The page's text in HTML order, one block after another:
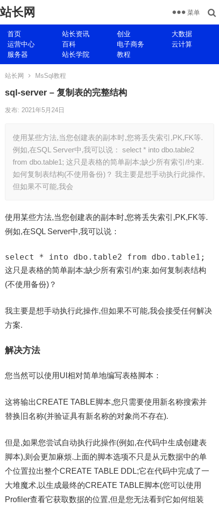
站长网
首页 站长资讯 创业
大数据
运营中心
百科 电子商务
云计算
服务器
站长学院 教程
菜单
站长网 MsSql教程
sql-server – 复制表的完整结构
发布: 2021年5月24日
使用某些方法,当您创建表的副本时,您将丢失索引,PK,FK等.
例如,在SQL Server中,我可以说： select * into dbo.table2
from dbo.table1; 这只是表格的简单副本;缺少所有索引/约束.
如何复制表结构(不使用备份)？ 我主要是想手动执行此操作,
但如果不可能,我会
使用某些方法,当您创建表的副本时,您将丢失索引,PK,FK等.
例如,在SQL Server中,我可以说：
select * into dbo.table2 from dbo.table1;
这只是表格的简单副本;缺少所有索引/约束.如何复制表结构
(不使用备份)？
我主要是想手动执行此操作,但如果不可能,我会接受任何解决
方案.
解决方法
您当然可以使用UI相对简单地编写表格脚本：
这将输出CREATE TABLE脚本,您只需要使用新名称搜索并
替换旧名称(并验证具有新名称的对象尚不存在).
但是,如果您尝试自动执行此操作(例如,在代码中生成创建表
脚本),则会更加麻烦.上面的脚本选项不只是从元数据中的单
个位置拉出整个CREATE TABLE DDL;它在代码中完成了一
大堆魔术,以生成最终的CREATE TABLE脚本(您可以使用
Profiler查看它获取数据的位置,但是您无法看到它如何组装